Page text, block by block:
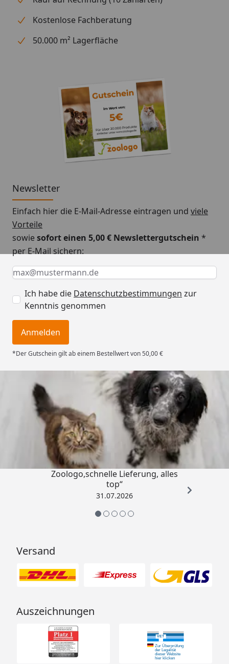
Kostenlose Fachberatung
50.000 m² Lagerfläche
Newsletter
Einfach hier die E-Mail-Adresse eintragen und viele
Vorteile
sowiesofort einen 5,00 € Newslettergutschein *
per E-Mail sichern:
Keine Eingabe erforderlich
Eingabe erforderlich
E-Mail *
Ich habe die Datenschutzbestimmungen zur
Kenntnis genommen
Anmelden
*Der Gutschein gilt ab einem Bestellwert von 50,00 €
Trusted Shops
4,74/ 5
„Gute Erfahrung mit
Zoologo,schnelle Lieferung, alles
top“
31.07.2026
Versand
Auszeichnungen